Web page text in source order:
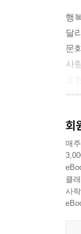
행
달
문
사
형
이
나
살
다
맥
싶
회
매
클
사